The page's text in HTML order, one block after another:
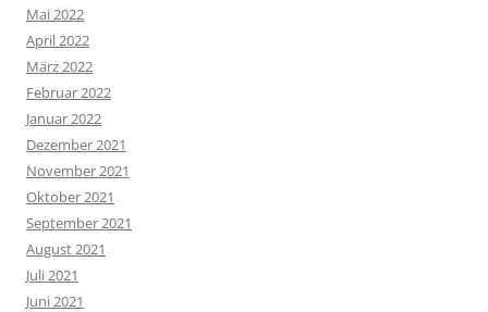
Mai 2022
April 2022
März 2022
Februar 2022
Januar 2022
Dezember 2021
November 2021
Oktober 2021
September 2021
August 2021
Juli 2021
Juni 2021